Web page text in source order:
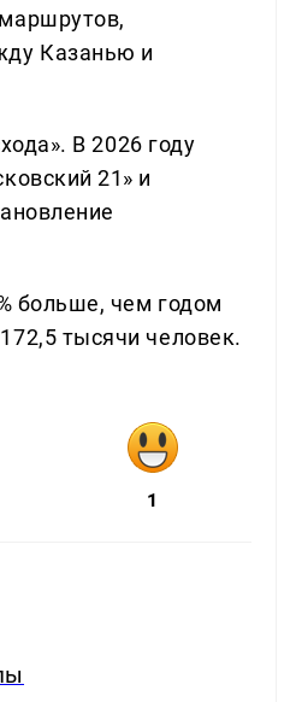
Казанью и
В 2026 году
21» и
больше, чем годом
тысячи человек.
1